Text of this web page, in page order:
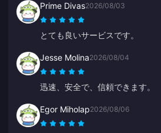
Prime Divas2026/08/03
とても良いサービスです。
Jesse Molina2026/08/04
迅速、安全で、信頼できます。
Egor Miholap2026/08/06